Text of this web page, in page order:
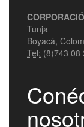
Tunja
Boyacá,
Tel: (8)743 08